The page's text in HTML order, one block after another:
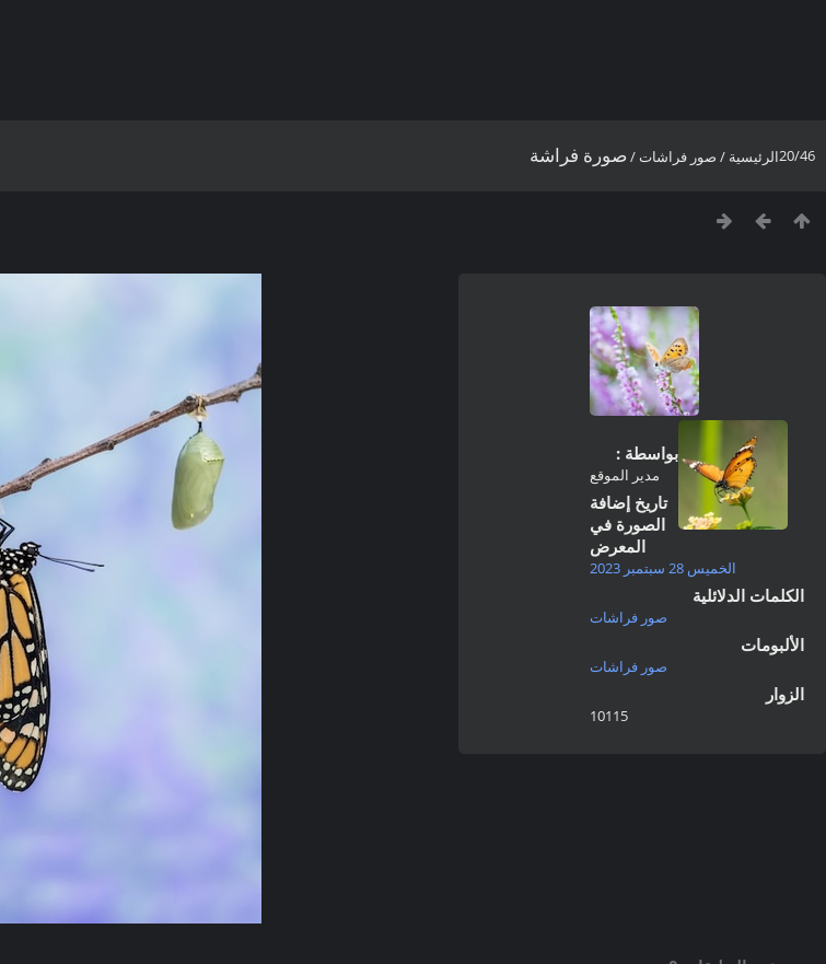
20/46الرئيسية / صور فراشات/صورة فراشة
بواسطة :
مدير الموقع
تاريخ إضافة
الصورة في
المعرض
الخميس 28 سبتمبر 2023
الكلمات الدلائلية
صور فراشات
الألبومات
صور فراشات
الزوار
10115